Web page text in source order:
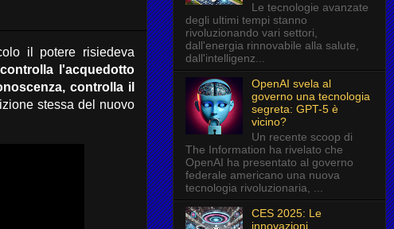
il potere risiedeva
l'acquedotto
controlla il
stessa del nuovo
Le tecnologie avanzate
degli ultimi tempi stanno
rivoluzionando vari settori,
dall'energia rinnovabile alla salute,
dall'intelligenz...
OpenAI svela al
governo una tecnologia
segreta: GPT-5 è
vicino?
Un recente scoop di
The Information ha rivelato che
OpenAI ha presentato al governo
federale americano una nuova
tecnologia rivoluzionaria, ...
CES 2025: Le
innovazioni